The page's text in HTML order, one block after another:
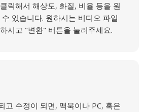
릭해서 해상도, 화질, 비율 등을 원
있습니다. 원하시는 비디오 파일
시고 "변환" 버튼을 눌러주세요.
고 수정이 되면, 맥북이나 PC, 혹은